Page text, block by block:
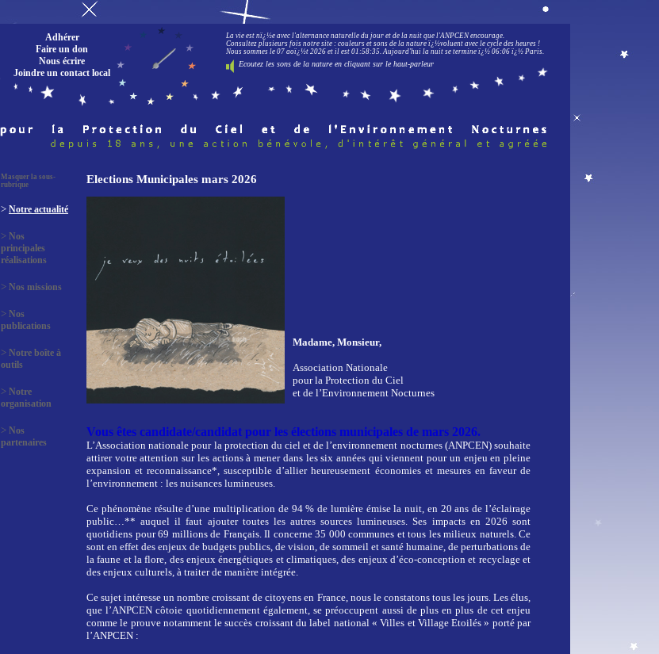
Adhérer
Faire un don
Nous écrire
Joindre un contact local
La vie est nï¿½e avec l'alternance naturelle du jour et de la nuit que l'ANPCEN encourage.
Consultez plusieurs fois notre site : couleurs et sons de la nature ï¿½voluent avec le cycle des heures !
Nous sommes le 07 aoï¿½t 2026 et il est 01:58:36.Aujourd'hui la nuit se termine ï¿½ 06:06 ï¿½ Paris.
Ecoutez les sons de la nature en cliquant sur le haut-parleur
Masquer la sous-
rubrique
> Notre actualité
> Nos
principales
réalisations
> Nos missions
> Nos
publications
> Notre boîte à
outils
> Notre
organisation
> Nos
partenaires
Elections Municipales mars 2026
Madame, Monsieur,
Association Nationale
pour la Protection du Ciel
et de l’Environnement Nocturnes
Vous êtes candidate/candidat pour les élections municipales de mars 2026.
L’Association nationale pour la protection du ciel et de l’environnement nocturnes (ANPCEN) souhaite
attirer votre attention sur les actions à mener dans les six années qui viennent pour un enjeu en pleine
expansion et reconnaissance*, susceptible d’allier heureusement économies et mesures en faveur de
l’environnement : les nuisances lumineuses.
Ce phénomène résulte d’une multiplication de 94 % de lumière émise la nuit, en 20 ans de l’éclairage
public…** auquel il faut ajouter toutes les autres sources lumineuses. Ses impacts en 2026 sont
quotidiens pour 69 millions de Français. Il concerne 35 000 communes et tous les milieux naturels. Ce
sont en effet des enjeux de budgets publics, de vision, de sommeil et santé humaine, de perturbations de
la faune et la flore, des enjeux énergétiques et climatiques, des enjeux d’éco-conception et recyclage et
des enjeux culturels, à traiter de manière intégrée.
Ce sujet intéresse un nombre croissant de citoyens en France, nous le constatons tous les jours. Les élus,
que l’ANPCEN côtoie quotidiennement également, se préoccupent aussi de plus en plus de cet enjeu
comme le prouve notamment le succès croissant du label national « Villes et Village Etoilés » porté par
l’ANPCEN :